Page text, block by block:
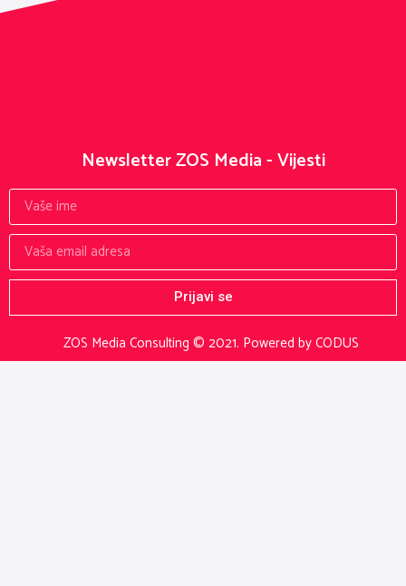
ZOS Media Consulting © 2021. Powered by CODUS
Newsletter ZOS Media - Vijesti
Prijavi se